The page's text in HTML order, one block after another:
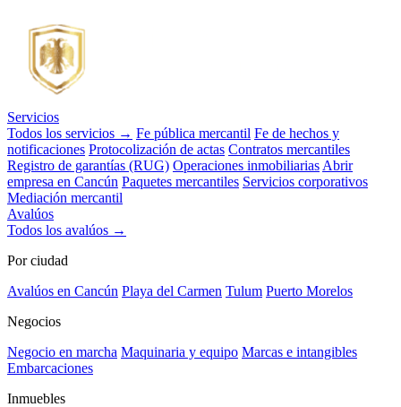
Servicios
Todos los servicios → Fe pública mercantil Fe de hechos y
notificaciones Protocolización de actas Contratos mercantiles
Registro de garantías (RUG) Operaciones inmobiliarias Abrir
empresa en Cancún Paquetes mercantiles Servicios corporativos
Mediación mercantil
Avalúos
Todos los avalúos →
Por ciudad
Avalúos en Cancún Playa del Carmen Tulum Puerto Morelos
Negocios
Negocio en marcha Maquinaria y equipo Marcas e intangibles
Embarcaciones
Inmuebles